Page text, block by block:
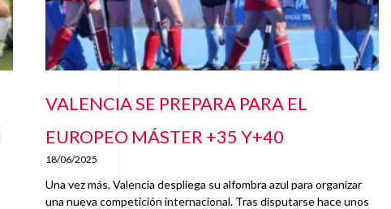
VALENCIA SE PREPARA PARA EL
EUROPEO MÁSTER +35 Y+40
18/06/2025
Una vez más, Valencia despliega su alfombra azul para organizar
una nueva competición internacional. Tras disputarse hace unos